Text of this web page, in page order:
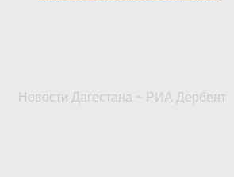
Новости Дагестана ~ РИА Дербент